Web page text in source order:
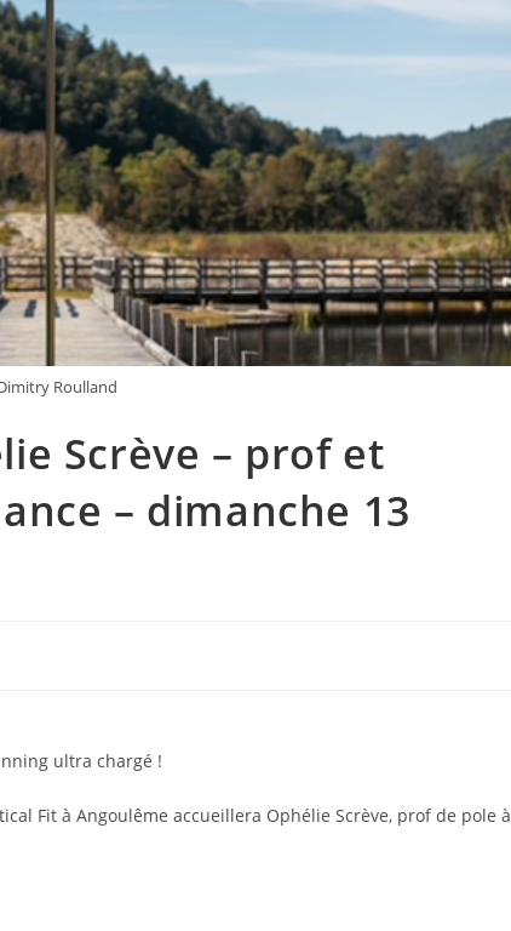
Roulland
Scrève – prof et
– dimanche 13
ultra chargé !
Fit à Angoulême accueillera Ophélie Scrève, prof de pole à